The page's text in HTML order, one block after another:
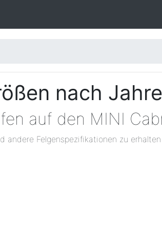
nach
auf den MINI
andere Felgenspezifikationen zu erhalten